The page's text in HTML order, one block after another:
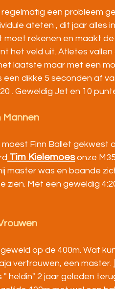
een probleem
ateten , dit jaar alles
moet rekenen en maakt
het veld uit. Atletes
laatste maar met een
dikke 5 seconden af
. Geweldig Jet en 10
Mannen
Finn Ballet gekwest
Tim Kielemoes onze
master was en baande
zien. Met een geweldig
op de 400m. Wat
vertrouwen, een master.
" heldin" 2 jaar geleden